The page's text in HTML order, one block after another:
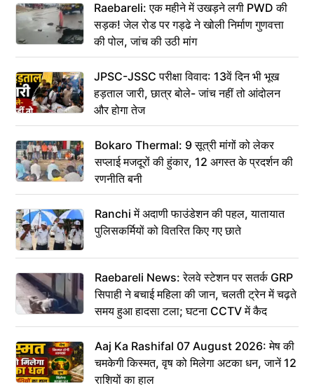
Raebareli: एक महीने में उखड़ने लगी PWD की
सड़क! जेल रोड पर गड्ढे ने खोली निर्माण गुणवत्ता
की पोल, जांच की उठी मांग
JPSC-JSSC परीक्षा विवाद: 13वें दिन भी भूख
हड़ताल जारी, छात्र बोले- जांच नहीं तो आंदोलन
और होगा तेज
Bokaro Thermal: 9 सूत्री मांगों को लेकर
सप्लाई मजदूरों की हुंकार, 12 अगस्त के प्रदर्शन की
रणनीति बनी
Ranchi में अदाणी फाउंडेशन की पहल, यातायात
पुलिसकर्मियों को वितरित किए गए छाते
Raebareli News: रेलवे स्टेशन पर सतर्क GRP
सिपाही ने बचाई महिला की जान, चलती ट्रेन में चढ़ते
समय हुआ हादसा टला; घटना CCTV में कैद
Aaj Ka Rashifal 07 August 2026: मेष की
चमकेगी किस्मत, वृष को मिलेगा अटका धन, जानें 12
राशियों का हाल